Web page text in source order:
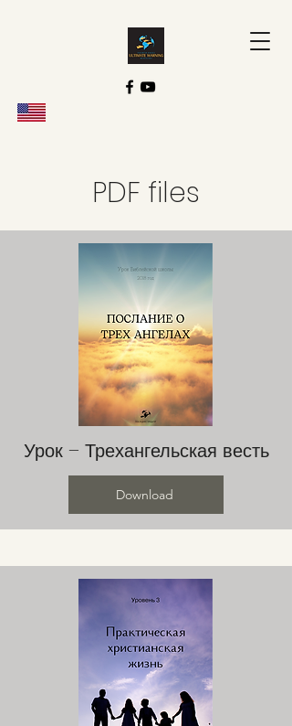
PDF files
Урок – Трехангельская весть
Download